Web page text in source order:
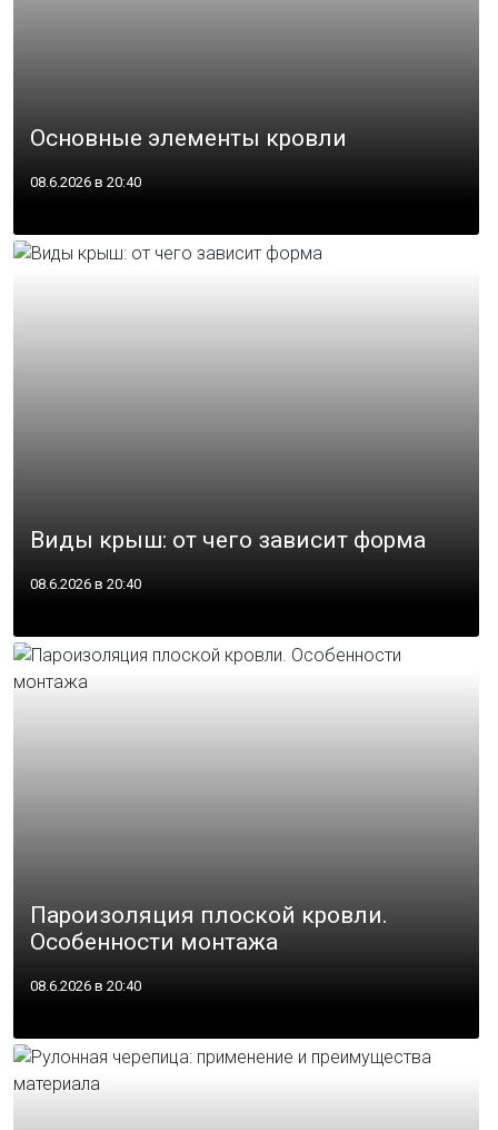
Основные элементы кровли
08.6.2026 в 20:40
Виды крыш: от чего зависит форма
08.6.2026 в 20:40
Пароизоляция плоской кровли.
Особенности монтажа
08.6.2026 в 20:40